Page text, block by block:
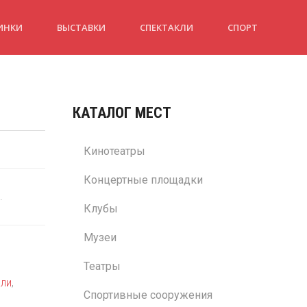
ВЫСТАВКИ СПЕКТАКЛИ СПОРТ
,
КАТАЛОГ МЕСТ
Кинотеатры
Концертные площадки
Клубы
Музеи
Театры
Спортивные сооружения